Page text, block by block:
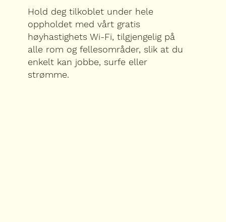
Hold deg tilkoblet under hele
oppholdet med vårt gratis
høyhastighets Wi-Fi, tilgjengelig på
alle rom og fellesområder, slik at du
enkelt kan jobbe, surfe eller
strømme.